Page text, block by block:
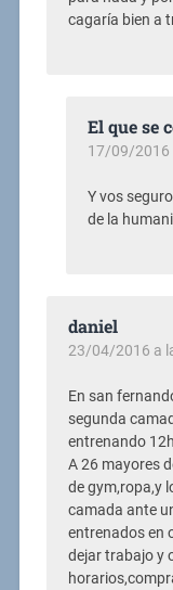
cagaría bien a
El que se
17/09/2016
Y vos
de la
daniel
23/04/2016 a
En san
segunda
entrenando
A 26 mayores
de gym,ropa,y
camada ante
entrenados en
dejar trabajo y